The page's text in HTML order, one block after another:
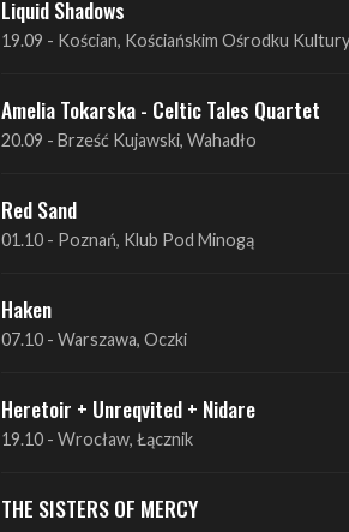
Amelia Tokarska - Celtic Tales Quartet
20.09 - Brześć Kujawski, Wahadło
Red Sand
01.10 - Poznań, Klub Pod Minogą
Haken
07.10 - Warszawa, Oczki
Heretoir + Unreqvited + Nidare
19.10 - Wrocław, Łącznik
THE SISTERS OF MERCY
22.10 - Wrocław, A2 - Centrum Koncertowe
THE SISTERS OF MERCY